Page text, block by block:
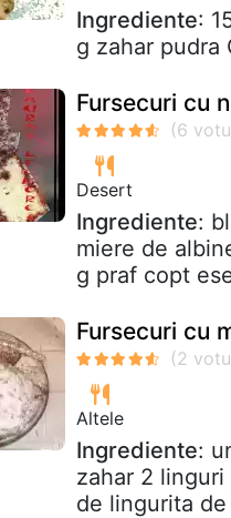
Ingrediente:
g zahar pudra
Fursecuri cu
Desert
Ingrediente:
miere de
g praf copt
Fursecuri cu
Altele
Ingrediente:
zahar 2
de lingurita